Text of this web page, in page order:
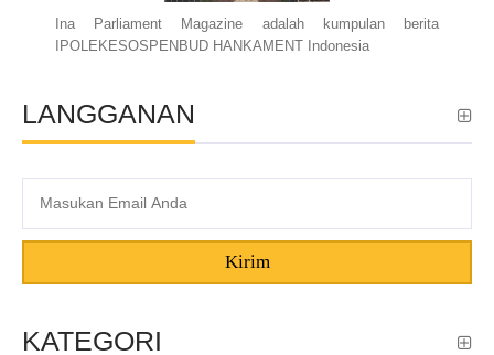
Ina Parliament Magazine adalah kumpulan berita
IPOLEKESOSPENBUD HANKAMENT Indonesia
LANGGANAN
Kirim
KATEGORI